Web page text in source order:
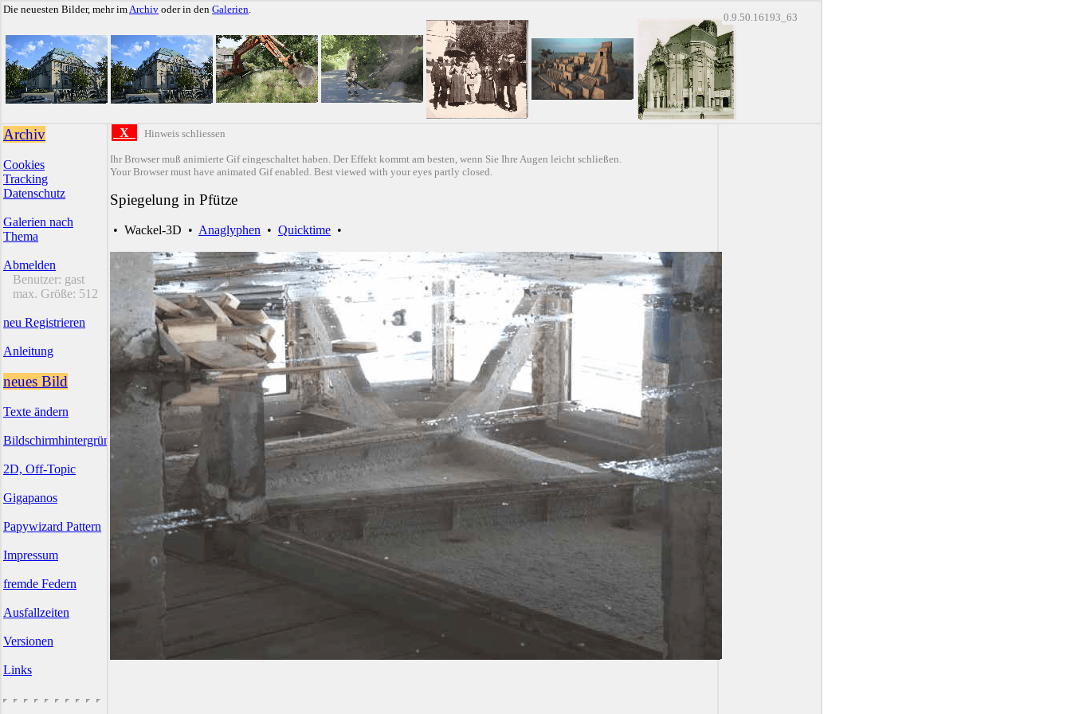
Die neuesten Bilder, mehr imArchiv oder in den Galerien.
0.9.50.16193_63
Archiv
Cookies
Tracking
Datenschutz
Galerien nach
Thema
Abmelden
Benutzer: gast
max. Größe: 512
neu Registrieren
Anleitung
neues Bild
Texte ändern
Bildschirmhintergründe
2D, Off-Topic
Gigapanos
Papywizard Pattern
Impressum
fremde Federn
Ausfallzeiten
Versionen
Links
X Hinweis schliessen
Ihr Browser muß animierte Gif eingeschaltet haben. Der Effekt kommt am besten, wenn Sie Ihre Augen leicht schließen.
Your Browser must have animated Gif enabled. Best viewed with your eyes partly closed.
Spiegelung in Pfütze
• Wackel-3D • Anaglyphen • Quicktime •